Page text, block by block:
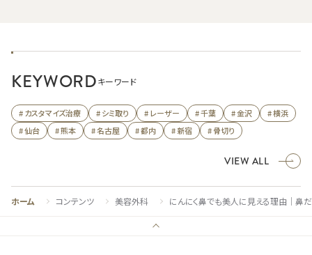
KEYWORDキーワード
# カスタマイズ治療 # シミ取り # レーザー # 千葉 # 金沢
# 横浜
# 仙台
# 熊本 # 名古屋 # 都内 # 新宿 # 骨切り
VIEW ALL
ホーム コンテンツ 美容外科 にんにく鼻でも美人に見える理由｜鼻